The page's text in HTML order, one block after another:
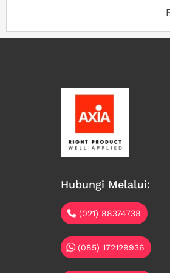
Hubungi Melalui:
(021) 88374738
(085) 172129936